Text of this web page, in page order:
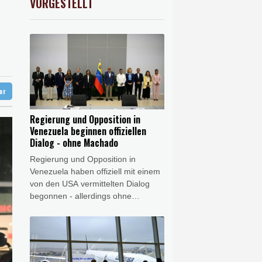
Vergeltung an
Vergeltung an
0.32%
Regierung und Opposition in
Venezuela beginnen offiziellen
Dialog - ohne Machado
Regierung und Opposition in
Venezuela haben offiziell mit einem
von den USA vermittelten Dialog
begonnen - allerdings ohne
Corina Machado. Bei den
Gesprächen solle es um die
Stärkung der Demokratie und die
Garantie politischer Rechte gehen,